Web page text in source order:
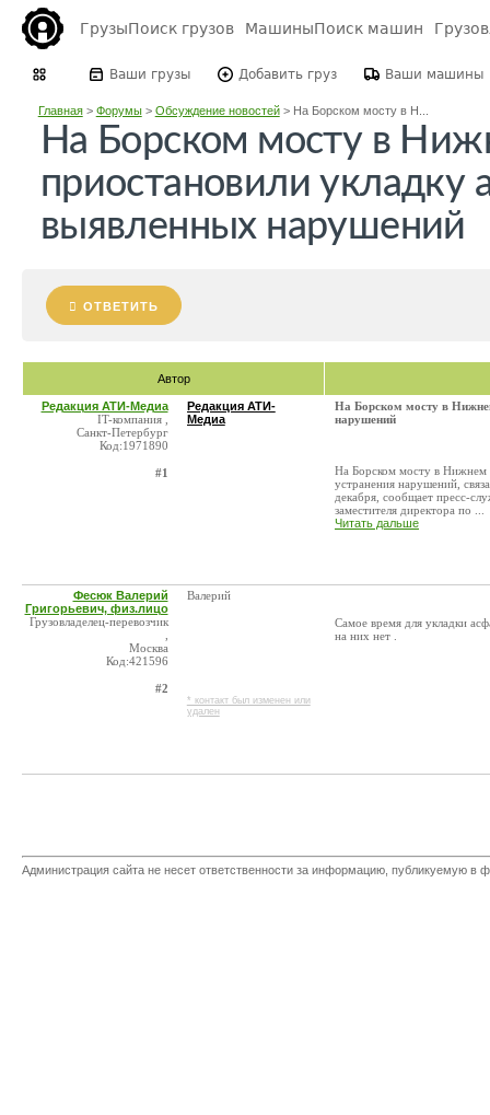
ГрузыПоиск грузов МашиныПоиск машин
Ваши грузы Добавить груз Ваши машины
Главная> Форумы> Обсуждение новостей> На Борском мосту в Н...
На Борском мосту в
приостановили укладку
выявленных нарушений
ОТВЕТИТЬ
Автор
Редакция АТИ-Медиа
IT-компания ,
Санкт-Петербург
Код:1971890
#1
Редакция АТИ-
Медиа
На Борском мосту в
нарушений
На Борском мосту в Нижнем
устранения нарушений,
декабря, сообщает пресс-
заместителя директора по ...
Читать дальше
Фесюк Валерий
Григорьевич, физ.лицо
Грузовладелец-перевозчик
Москва
Код:421596
#2
Валерий
* контакт был изменен или
удален
Самое время для укладки
на них нет .
Администрация сайта не несет ответственности за информацию, публикуемую